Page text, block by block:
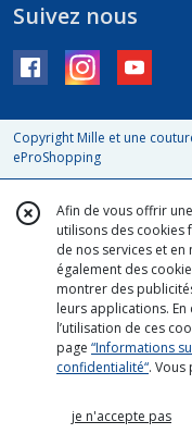
Suivez nous
Copyright Mille et une
eProShopping
Afin de vous offrir
utilisons des cookies
de nos services et en
également des
montrer des
leurs applications. En
l’utilisation de ces
page “Informations
confidentialité“.
je n'accepte pas